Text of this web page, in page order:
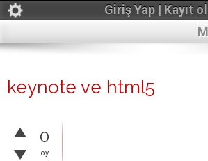
Giriş Yap | Kayıt ol
keynote ve html5
0
oy